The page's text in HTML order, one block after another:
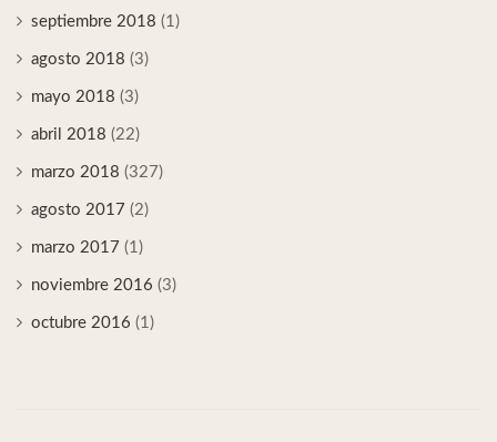
septiembre 2018 (1)
agosto 2018 (3)
mayo 2018 (3)
abril 2018 (22)
marzo 2018 (327)
agosto 2017 (2)
marzo 2017 (1)
noviembre 2016 (3)
octubre 2016 (1)